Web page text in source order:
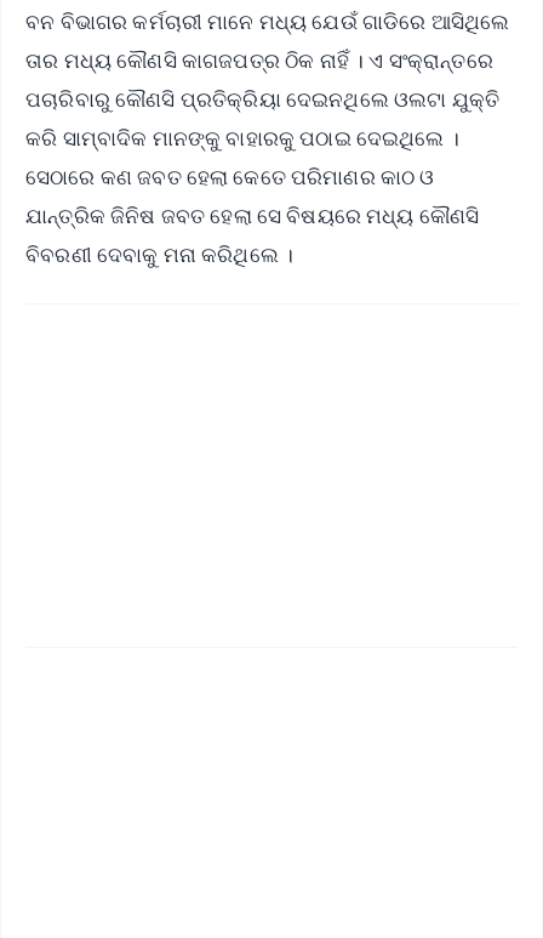
ବନ ବିଭାଗର କର୍ମଚାରୀ ମାନେ ମଧ୍ୟ ଯେଉଁ ଗାଡିରେ ଆସିଥିଲେ
ତାର ମଧ୍ୟ କୌଣସି କାଗଜପତ୍ର ଠିକ ନାହିଁ । ଏ ସଂକ୍ରାନ୍ତରେ
ପଚାରିବାରୁ କୌଣସି ପ୍ରତିକ୍ରିୟା ଦେଇନଥିଲେ ଓଲଟା ଯୁକ୍ତି
କରି ସାମ୍ବାଦିକ ମାନଙ୍କୁ ବାହାରକୁ ପଠାଇ ଦେଇଥିଲେ ।
ସେଠାରେ କଣ ଜବତ ହେଲା କେତେ ପରିମାଣର କାଠ ଓ
ଯାନ୍ତ୍ରିକ ଜିନିଷ ଜବତ ହେଲା ସେ ବିଷୟରେ ମଧ୍ୟ କୌଣସି
ବିବରଣୀ ଦେବାକୁ ମନା କରିଥିଲେ ।